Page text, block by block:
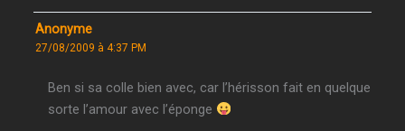
Anonyme
27/08/2009 à 4:37 PM
Ben si sa colle bien avec, car l’hérisson fait en quelque
sorte l’amour avec l’éponge